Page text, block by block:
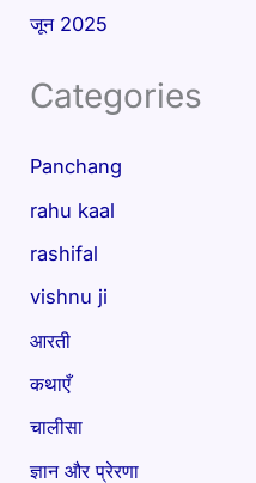
जून 2025
Categories
Panchang
rahu kaal
rashifal
vishnu ji
आरती
कथाएँ
चालीसा
ज्ञान और प्रेरणा